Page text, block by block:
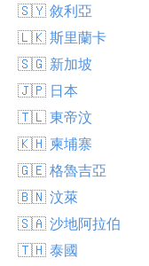
🇸🇾 敘利亞
🇱🇰 斯里蘭卡
🇸🇬 新加坡
🇯🇵 日本
🇹🇱 東帝汶
🇰🇭 柬埔寨
🇬🇪 格魯吉亞
🇧🇳 汶萊
🇸🇦 沙地阿拉伯
🇹🇭 泰國